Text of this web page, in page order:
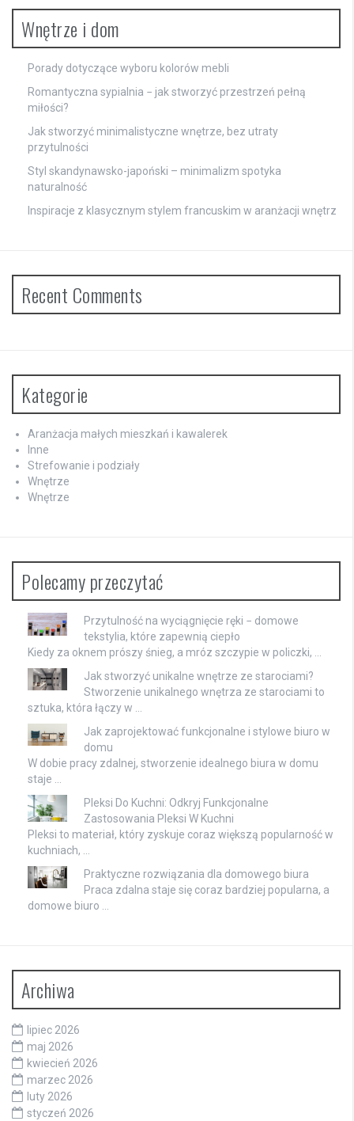
Wnętrze i dom
Porady dotyczące wyboru kolorów mebli
Romantyczna sypialnia − jak stworzyć przestrzeń pełną
miłości?
Jak stworzyć minimalistyczne wnętrze, bez utraty
przytulności
Styl skandynawsko-japoński – minimalizm spotyka
naturalność
Inspiracje z klasycznym stylem francuskim w aranżacji wnętrz
Recent Comments
Kategorie
Aranżacja małych mieszkań i kawalerek
Inne
Strefowanie i podziały
Wnętrze
Wnętrze
Polecamy przeczytać
Przytulność na wyciągnięcie ręki − domowe
tekstylia, które zapewnią ciepło
Kiedy za oknem prószy śnieg, a mróz szczypie w policzki, …
Jak stworzyć unikalne wnętrze ze starociami?
Stworzenie unikalnego wnętrza ze starociami to
sztuka, która łączy w …
Jak zaprojektować funkcjonalne i stylowe biuro w
domu
W dobie pracy zdalnej, stworzenie idealnego biura w domu
staje …
Pleksi Do Kuchni: Odkryj Funkcjonalne
Zastosowania Pleksi W Kuchni
Pleksi to materiał, który zyskuje coraz większą popularność w
kuchniach, …
Praktyczne rozwiązania dla domowego biura
Praca zdalna staje się coraz bardziej popularna, a
domowe biuro …
Archiwa
lipiec 2026
maj 2026
kwiecień 2026
marzec 2026
luty 2026
styczeń 2026